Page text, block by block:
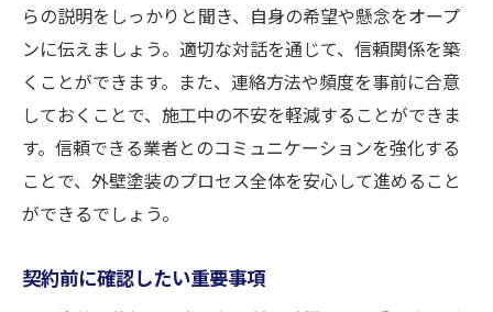
計画から施工までの流れ
プロの視点からアドバイスを得る方法
成功へのステップバイステップガイド
施工中に注意すべきポイント
プロジェクト管理の重要性
成功を保証するための最終チェック
らの説明をしっかりと聞き、自身の希望や懸念をオープ
ンに伝えましょう。適切な対話を通じて、信頼関係を築
くことができます。また、連絡方法や頻度を事前に合意
しておくことで、施工中の不安を軽減することができま
す。信頼できる業者とのコミュニケーションを強化する
ことで、外壁塗装のプロセス全体を安心して進めること
ができるでしょう。
契約前に確認したい重要事項